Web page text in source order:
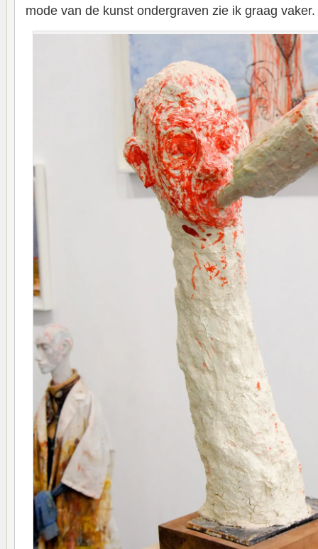
mode van de kunst ondergraven zie ik graag vaker.